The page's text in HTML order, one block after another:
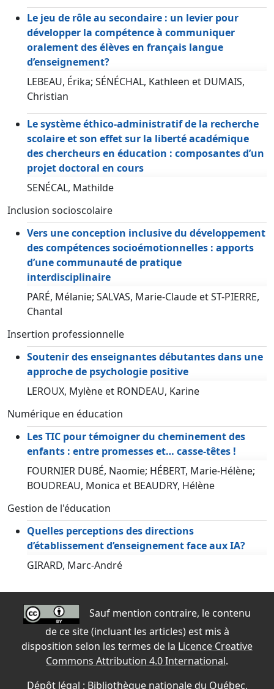
Le jeu de rôle au secondaire : un levier pour
développer la compétence à communiquer
oralement des élèves en français langue
d’enseignement?
LEBEAU, Érika; SÉNÉCHAL, Kathleen et DUMAIS,
Christian
Le système éthico-administratif de la recherche
scolaire et son effet sur la liberté académique
des chercheurs en éducation : composantes d’un
projet doctoral en cours
SENÉCAL, Mathilde
Inclusion socioscolaire
Vers une conception inclusive du développement
des compétences socioémotionnelles : apports
d’une communauté de pratique
interdisciplinaire
PARÉ, Mélanie; SALVAS, Marie-Claude et ST-PIERRE,
Chantal
Insertion professionnelle
Soutenir des enseignantes débutantes dans une
approche de psychologie positive
LEROUX, Mylène et RONDEAU, Karine
Numérique en éducation
Les TIC pour témoigner du cheminement des
enfants : entre promesses et… casse-têtes !
FOURNIER DUBÉ, Naomie; HÉBERT, Marie-Hélène;
BOUDREAU, Monica et BEAUDRY, Hélène
Gestion de l'éducation
Quelles perceptions des directions
d’établissement d’enseignement face aux IA?
GIRARD, Marc-André
Sauf mention contraire, le contenu
de ce site (incluant les articles) est mis à
disposition selon les termes de la Licence Creative
Commons Attribution 4.0 International.
Dépôt légal : Bibliothèque nationale du Québec,